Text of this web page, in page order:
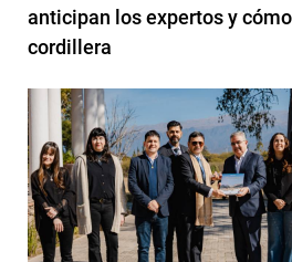
anticipan los expertos y
cordillera